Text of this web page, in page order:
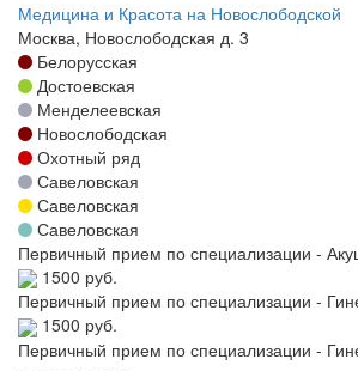
Медицина и Красота на Новослободской
Москва, Новослободская д. 3
Белорусская
Достоевская
Менделеевская
Новослободская
Охотный ряд
Савеловская
Савеловская
Савеловская
Первичный прием по специализации -
1500 руб.
Первичный прием по специализации -
1500 руб.
Первичный прием по специализации -